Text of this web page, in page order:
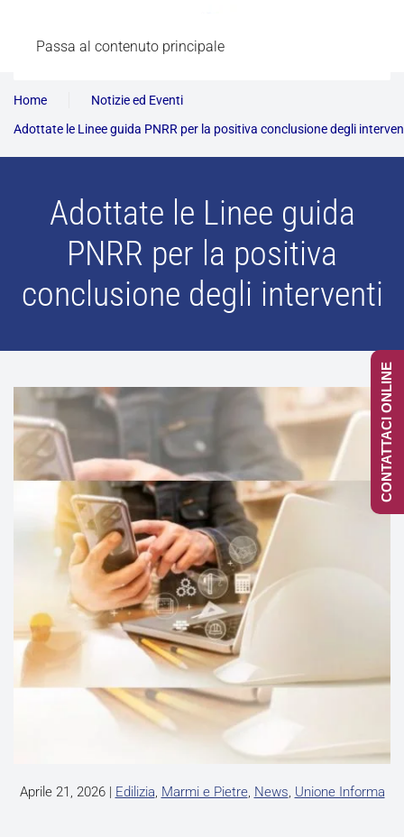
Passa al contenuto principale
Home
Notizie ed Eventi
Adottate le Linee guida PNRR per la positiva conclusione degli
Adottate le Linee guida
PNRR per la positiva
conclusione degli interventi
Aprile 21, 2026| Edilizia, Marmi e Pietre, News, Unione Informa
CONTATTACI ONLINE